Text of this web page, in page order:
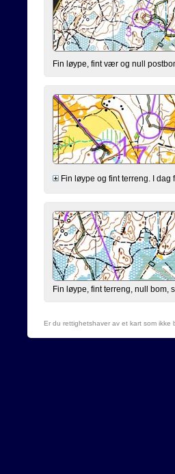
Fin løype, fint vær og null
Fin løype og fint terreng. I
Fin løype, fint terreng, null bom,
Er du rettighetshaver av et kart som